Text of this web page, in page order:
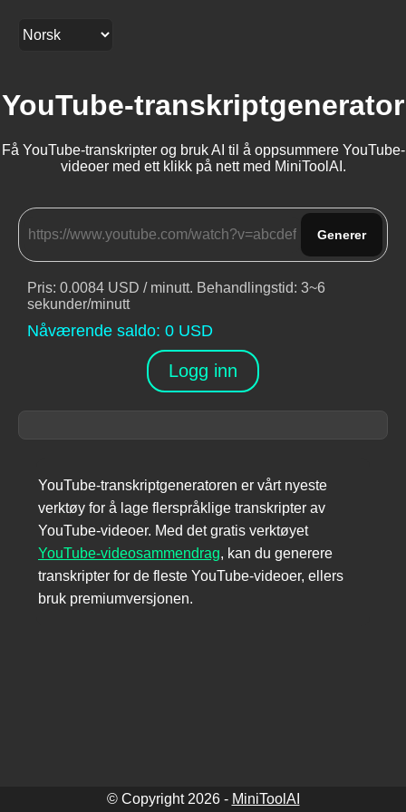
YouTube-transkriptgenerator
Få YouTube-transkripter og bruk AI til å oppsummere YouTube-
videoer med ett klikk på nett med MiniToolAI.
Generer
Pris: 0.0084 USD / minutt. Behandlingstid: 3~6
sekunder/minutt
Nåværende saldo: 0 USD
Logg inn
YouTube-transkriptgeneratoren er vårt nyeste
verktøy for å lage flerspråklige transkripter av
YouTube-videoer. Med det gratis verktøyet
YouTube-videosammendrag, kan du generere
transkripter for de fleste YouTube-videoer, ellers
bruk premiumversjonen.
© Copyright 2026- MiniToolAI